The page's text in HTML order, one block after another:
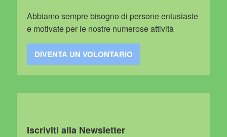
Abbiamo sempre bisogno di persone entusiaste
e motivate per le nostre numerose attività
DIVENTA UN VOLONTARIO
Iscriviti alla Newsletter